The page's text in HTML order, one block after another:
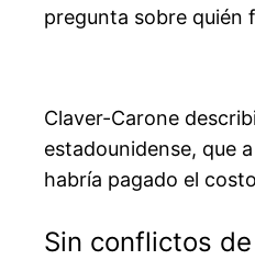
pregunta sobre quién
Claver-Carone
estadounidense, que
habría pagado el
Sin conflictos